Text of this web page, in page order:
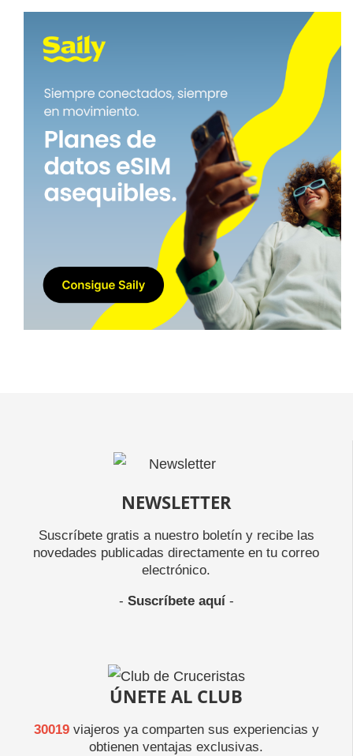
NEWSLETTER
Suscríbete gratis a nuestro boletín y recibe las
novedades publicadas directamente en tu correo
electrónico.
- Suscríbete aquí-
ÚNETE AL CLUB
30019viajeros ya comparten sus experiencias y
obtienen ventajas exclusivas.